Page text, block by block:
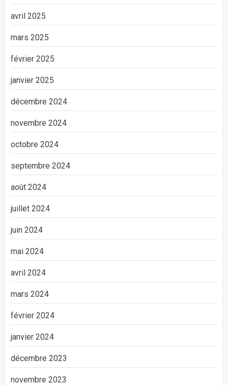
avril 2025
mars 2025
février 2025
janvier 2025
décembre 2024
novembre 2024
octobre 2024
septembre 2024
août 2024
juillet 2024
juin 2024
mai 2024
avril 2024
mars 2024
février 2024
janvier 2024
décembre 2023
novembre 2023